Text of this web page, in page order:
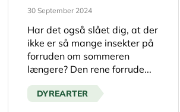
30 September 2024
Har det også slået dig, at der
ikke er så mange insekter på
forruden om sommeren
længere? Den rene forrude...
DYREARTER